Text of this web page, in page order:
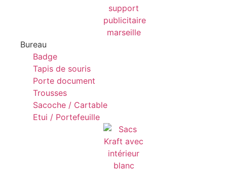
Bureau
Badge
Tapis de souris
Porte document
Trousses
Sacoche / Cartable
Etui / Portefeuille